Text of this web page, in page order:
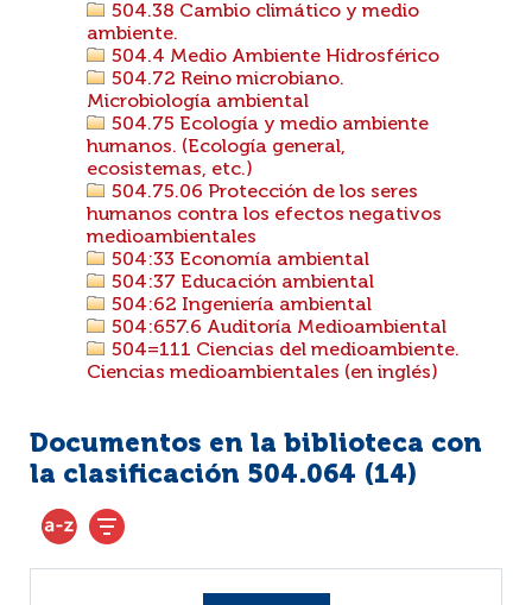
504.38 Cambio climático y medio
ambiente.
504.4 Medio Ambiente Hidrosférico
504.72 Reino microbiano.
Microbiología ambiental
504.75 Ecología y medio ambiente
humanos. (Ecología general,
ecosistemas, etc.)
504.75.06 Protección de los seres
humanos contra los efectos negativos
medioambientales
504:33 Economía ambiental
504:37 Educación ambiental
504:62 Ingeniería ambiental
504:657.6 Auditoría Medioambiental
504=111 Ciencias del medioambiente.
Ciencias medioambientales (en inglés)
Documentos en la biblioteca con
la clasificación 504.064 (14)